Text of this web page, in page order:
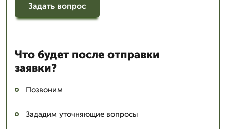
Задать вопрос
Что будет после отправки
заявки?
Позвоним
Зададим уточняющие вопросы